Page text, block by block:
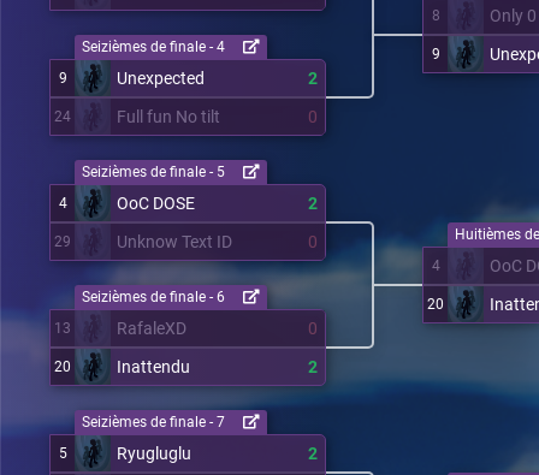
9 Unexpected 2
24 Full fun No tilt 0
Seizièmes de finale - 4
4 OoC DOSE 2
29 Unknow Text ID 0
Seizièmes de finale - 5
13 RafaleXD 0
20 Inattendu 2
Seizièmes de finale - 6
5 Ryugluglu 2
Seizièmes de finale - 7
8 Only 0
9
4 OoC
20
Huitièmes